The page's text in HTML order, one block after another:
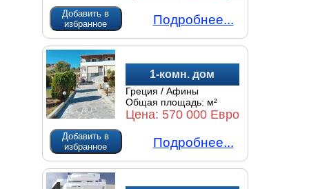
Подробнее...
Добавить в
избранное
1-комн. дом
Греция / Афины
Общая площадь: м²
Цена: 570 000 Евро
Подробнее...
Добавить в
избранное